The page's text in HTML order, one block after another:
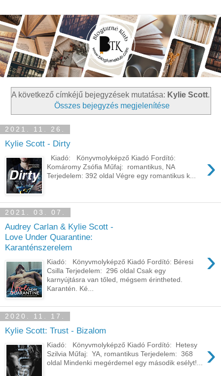
A következő címkéjű bejegyzések mutatása: Kylie Scott.
Összes bejegyzés megjelenítése
2021. 11. 26.
Kylie Scott - Dirty
›
Kiadó: Könyvmolyképző Kiadó Fordító:
Komáromy Zsófia Műfaj: romantikus, NA
Terjedelem: 392 oldal Végre ​egy romantikus k...
2021. 03. 07.
Audrey Carlan & Kylie Scott -
Love Under Quarantine:
Karanténszerelem
›
Kiadó: Könyvmolyképző Kiadó Fordító: Béresi
Csilla Terjedelem: 296 oldal Csak egy
karnyújtásra van tőled, mégsem érintheted.
Karantén. Ké...
2020. 11. 17.
Kylie Scott: Trust - Bizalom
›
Kiadó: Könyvmolyképző Kiadó Fordító: Hetesy
Szilvia Műfaj: YA, romantikus Terjedelem: 368
oldal Mindenki megérdemel egy második esélyt!...